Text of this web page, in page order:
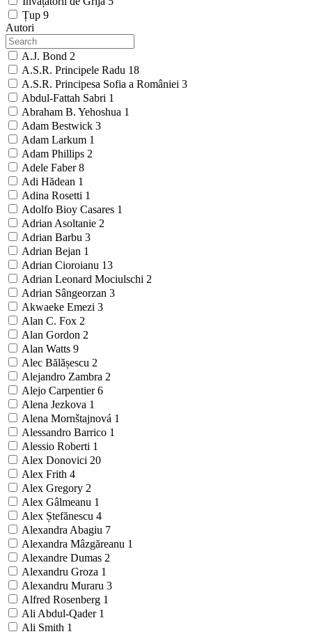
Țup 9
Autori
A.J. Bond 2
A.S.R. Principele Radu 18
A.S.R. Principesa Sofia a României 3
Abdul-Fattah Sabri 1
Abraham B. Yehoshua 1
Adam Bestwick 3
Adam Larkum 1
Adam Phillips 2
Adele Faber8
Adi Hădean 1
Adina Rosetti 1
Adolfo Bioy Casares 1
Adrian Asoltanie 2
Adrian Barbu 3
Adrian Bejan 1
Adrian Cioroianu 13
Adrian Leonard Mociulschi 2
Adrian Sângeorzan 3
Akwaeke Emezi 3
Alan C. Fox 2
Alan Gordon 2
Alan Watts 9
Alec Bălășescu 2
Alejandro Zambra 2
Alejo Carpentier6
Alena Jezkova 1
Alena Mornštajnová 1
Alessandro Barrico 1
Alessio Roberti 1
Alex Donovici 20
Alex Frith 4
Alex Gregory 2
Alex Gâlmeanu 1
Alex Ștefănescu 4
Alexandra Abagiu 7
Alexandra Mâzgăreanu 1
Alexandre Dumas 2
Alexandru Groza 1
Alexandru Muraru 3
Alfred Rosenberg 1
Ali Abdul-Qader 1
Ali Smith 1